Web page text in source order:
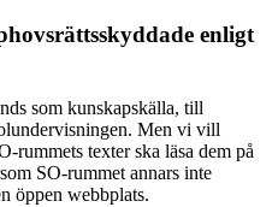
enligt
som kunskapskälla, till
Men vi vill
rummets texter ska läsa dem på
SO-rummet annars inte
öppen webbplats.